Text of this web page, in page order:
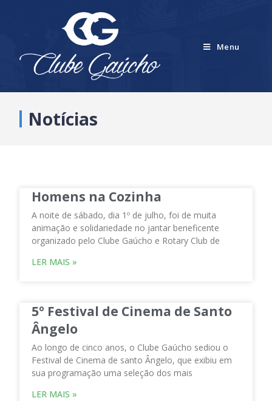
Menu
Notícias
Homens na Cozinha
A noite de sábado, dia 1º de julho, foi de muita
animação e solidariedade no jantar beneficente
organizado pelo Clube Gaúcho e Rotary Club de
LER MAIS »
5º Festival de Cinema de Santo
Ângelo
Ao longo de cinco anos, o Clube Gaúcho sediou o
Festival de Cinema de santo Ângelo, que exibiu em
sua programação uma seleção dos mais
LER MAIS »